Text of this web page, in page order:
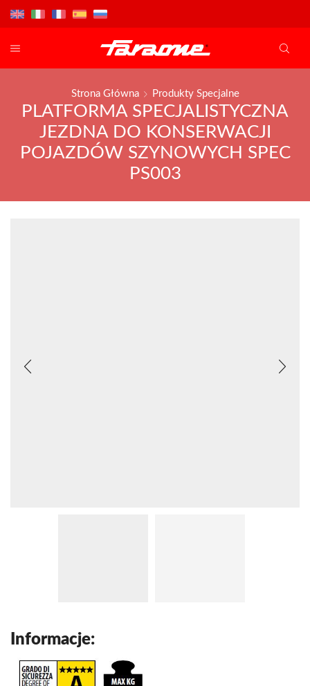
Strona Główna Produkty Specjalne
PLATFORMA SPECJALISTYCZNA
JEZDNA DO KONSERWACJI
POJAZDÓW SZYNOWYCH SPEC
PS003
Informacje: